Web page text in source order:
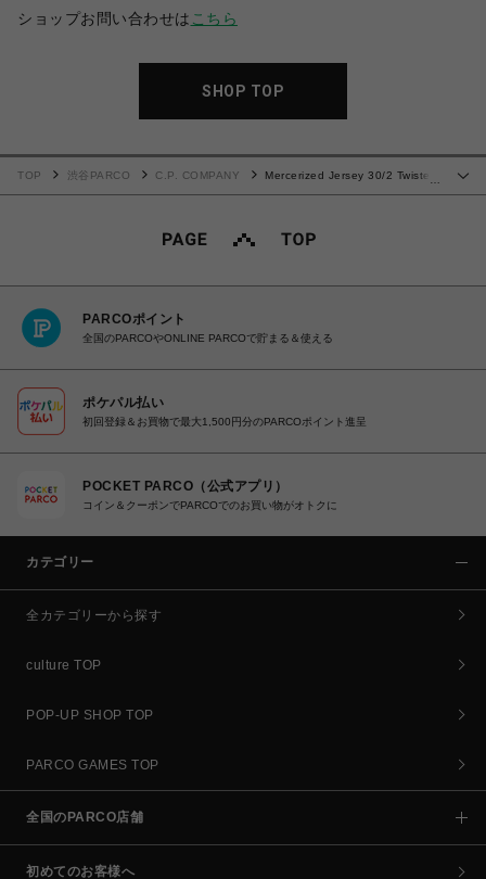
ショップお問い合わせは こちら
SHOP TOP
TOP 渋谷PARCO C.P. COMPANY
Mercerized Jersey 30/2 Twisted
PARCOポイント
全国のPARCOやONLINE PARCOで貯まる＆使える
ポケパル払い
初回登録＆お買物で最大1,500円分のPARCOポイント進呈
POCKET PARCO（公式アプリ）
コイン＆クーポンでPARCOでのお買い物がオトクに
カテゴリー
全カテゴリーから探す
culture TOP
POP-UP SHOP TOP
PARCO GAMES TOP
全国のPARCO店舗
初めてのお客様へ